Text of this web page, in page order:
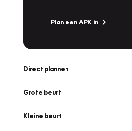
Plan een APK in
Direct plannen
Grote beurt
Kleine beurt